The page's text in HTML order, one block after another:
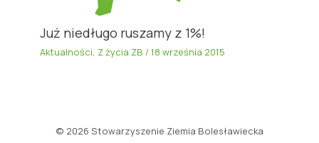
Już niedługo ruszamy z 1%!
Aktualności, Z życia ZB /18 września 2015
© 2026 Stowarzyszenie Ziemia Bolesławiecka